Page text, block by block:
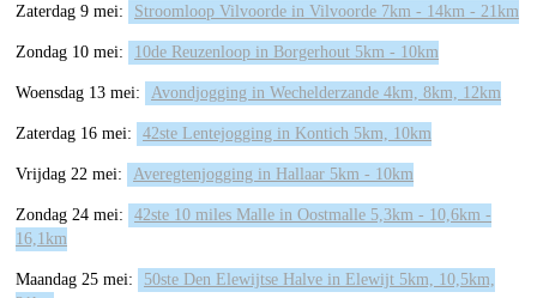
Zaterdag 9 mei: Stroomloop Vilvoorde in Vilvoorde 7km - 14km - 21km
Zondag 10 mei: 10de Reuzenloop in Borgerhout 5km - 10km
Woensdag 13 mei: Avondjogging in Wechelderzande 4km, 8km, 12km
Zaterdag 16 mei: 42ste Lentejogging in Kontich 5km, 10km
Vrijdag 22 mei: Averegtenjogging in Hallaar 5km - 10km
Zondag 24 mei:
42ste 10 miles Malle in Oostmalle 5,3km - 10,6km -
16,1km
Maandag 25 mei:
50ste Den Elewijtse Halve in Elewijt 5km, 10,5km,